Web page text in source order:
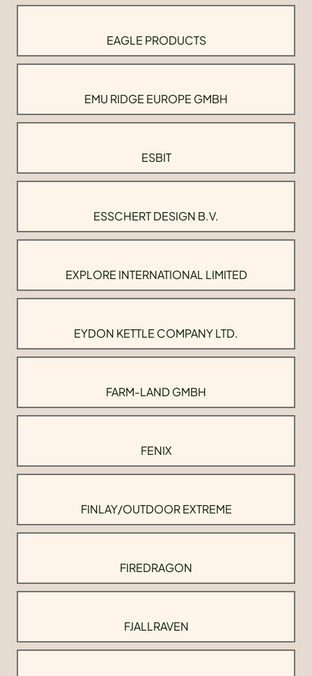
EAGLE PRODUCTS
EMU RIDGE EUROPE GMBH
ESBIT
ESSCHERT DESIGN B.V.
EXPLORE INTERNATIONAL LIMITED
EYDON KETTLE COMPANY LTD.
FARM-LAND GMBH
FENIX
FINLAY/OUTDOOR EXTREME
FIREDRAGON
FJALLRAVEN